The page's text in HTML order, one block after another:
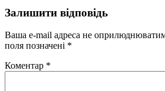
Залишити відповідь
Ваша e-mail адреса не
поля позначені *
Коментар *